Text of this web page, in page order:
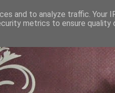
and to analyze traffic. Your
metrics to ensure quality